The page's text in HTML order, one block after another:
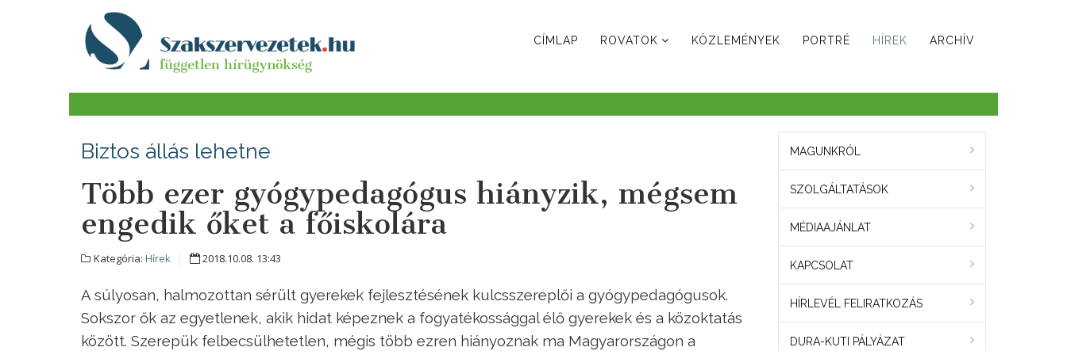
CÍMLAP ROVATOK KÖZLEMÉNYEK PORTRÉ HÍREK ARCHÍV
Biztos állás lehetne
Több ezer gyógypedagógus hiányzik, mégsem
engedik őket a főiskolára
Kategória: Hírek 2018.10.08. 13:43
A súlyosan, halmozottan sérült gyerekek fejlesztésének kulcsszereplői a gyógypedagógusok.
Sokszor ők az egyetlenek, akik hidat képeznek a fogyatékossággal élő gyerekek és a közoktatás
között. Szerepük felbecsülhetetlen, mégis több ezren hiányoznak ma Magyarországon a
MAGUNKRÓL
SZOLGÁLTATÁSOK
MÉDIAAJÁNLAT
KAPCSOLAT
HÍRLEVÉL FELIRATKOZÁS
DURA-KUTI PÁLYÁZAT